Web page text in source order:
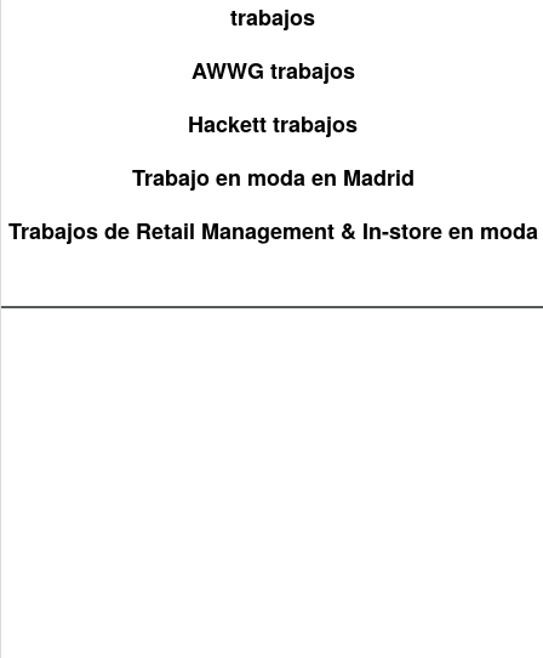
trabajos
AWWG trabajos
Hackett trabajos
Trabajo en moda en Madrid
Trabajos de Retail Management & In-store en moda